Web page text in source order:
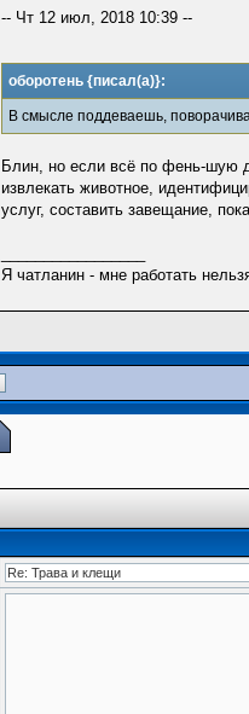
-- Чт 12 июл, 2018 10:39 --
оборотень {писал(а)}:
В смысле поддеваешь,
Блин, но если всё по фень-шую
извлекать животное,
услуг, составить завещание,
Я чатланин - мне работать